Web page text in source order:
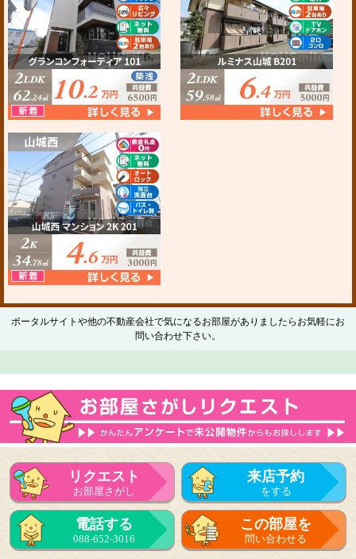
ポータルサイトや他の不動産会社で気になるお部屋がありましたらお気軽にお
問い合わせ下さい。
リクエスト
お部屋さがし
来店予約
をする
電話する
088-652-3016
この部屋を
問い合わせる